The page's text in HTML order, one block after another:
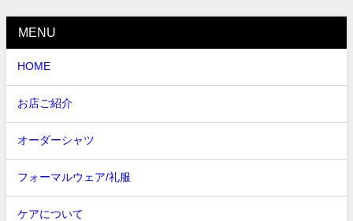
MENU
HOME
お店ご紹介
オーダーシャツ
フォーマルウェア/礼服
ケアについて